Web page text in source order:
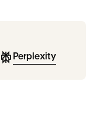
Perplexity